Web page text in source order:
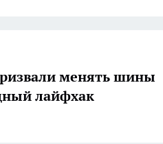
менять шины
лайфхак